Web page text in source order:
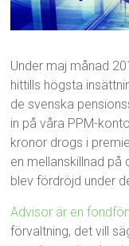
Under maj månad
hittills högsta
de svenska
in på våra PPM-
kronor drogs i
en mellanskillnad på
blev fördröjd under
Advisor är en
förvaltning, det vill